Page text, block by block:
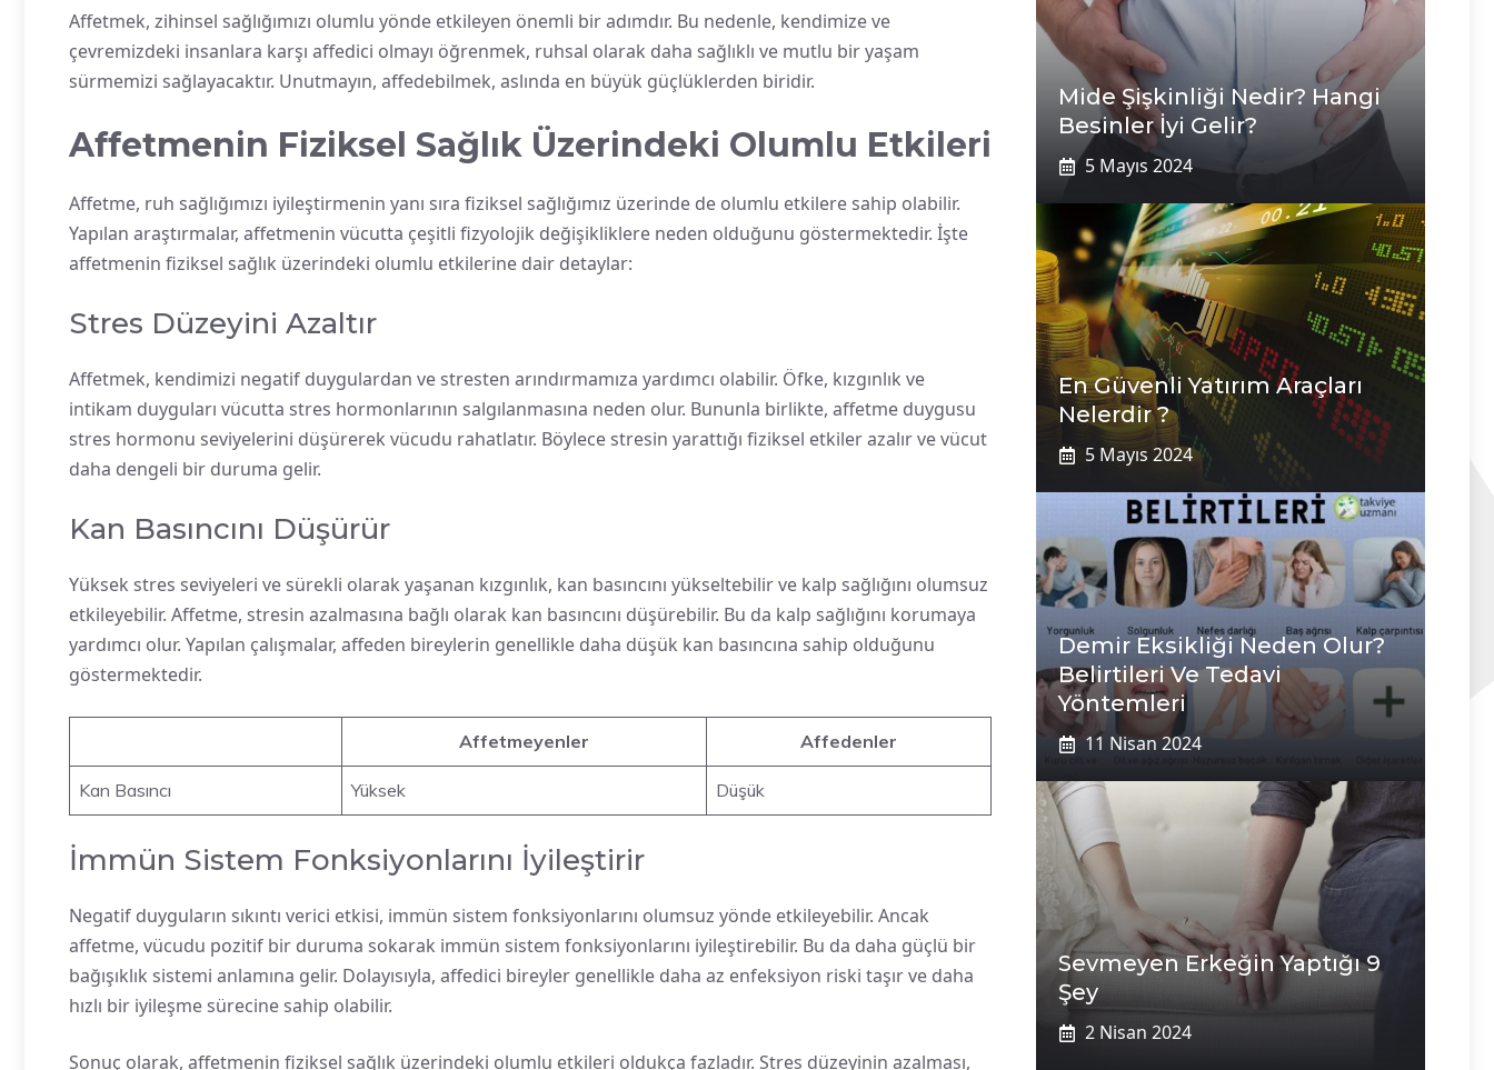
Affetmek, zihinsel sağlığımızı olumlu yönde etkileyen önemli bir adımdır. Bu nedenle, kendimize ve
çevremizdeki insanlara karşı affedici olmayı öğrenmek, ruhsal olarak daha sağlıklı ve mutlu bir yaşam
sürmemizi sağlayacaktır. Unutmayın, affedebilmek, aslında en büyük güçlüklerden biridir.
Affetmenin Fiziksel Sağlık Üzerindeki Olumlu Etkileri
Affetme, ruh sağlığımızı iyileştirmenin yanı sıra fiziksel sağlığımız üzerinde de olumlu etkilere sahip olabilir.
Yapılan araştırmalar, affetmenin vücutta çeşitli fizyolojik değişikliklere neden olduğunu göstermektedir. İşte
affetmenin fiziksel sağlık üzerindeki olumlu etkilerine dair detaylar:
Stres Düzeyini Azaltır
Affetmek, kendimizi negatif duygulardan ve stresten arındırmamıza yardımcı olabilir. Öfke, kızgınlık ve
intikam duyguları vücutta stres hormonlarının salgılanmasına neden olur. Bununla birlikte, affetme duygusu
stres hormonu seviyelerini düşürerek vücudu rahatlatır. Böylece stresin yarattığı fiziksel etkiler azalır ve vücut
daha dengeli bir duruma gelir.
Kan Basıncını Düşürür
Yüksek stres seviyeleri ve sürekli olarak yaşanan kızgınlık, kan basıncını yükseltebilir ve kalp sağlığını olumsuz
etkileyebilir. Affetme, stresin azalmasına bağlı olarak kan basıncını düşürebilir. Bu da kalp sağlığını korumaya
yardımcı olur. Yapılan çalışmalar, affeden bireylerin genellikle daha düşük kan basıncına sahip olduğunu
göstermektedir.
Affetmeyenler Affedenler
Kan Basıncı Yüksek Düşük
İmmün Sistem Fonksiyonlarını İyileştirir
Negatif duyguların sıkıntı verici etkisi, immün sistem fonksiyonlarını olumsuz yönde etkileyebilir. Ancak
affetme, vücudu pozitif bir duruma sokarak immün sistem fonksiyonlarını iyileştirebilir. Bu da daha güçlü bir
bağışıklık sistemi anlamına gelir. Dolayısıyla, affedici bireyler genellikle daha az enfeksiyon riski taşır ve daha
hızlı bir iyileşme sürecine sahip olabilir.
Sonuç olarak, affetmenin fiziksel sağlık üzerindeki olumlu etkileri oldukça fazladır. Stres düzeyinin azalması,
Mide Şişkinliği Nedir? Hangi
Besinler İyi Gelir?
5 Mayıs 2024
En Güvenli Yatırım Araçları
Nelerdir ?
5 Mayıs 2024
Demir Eksikliği Neden Olur?
Belirtileri Ve Tedavi
Yöntemleri
11 Nisan 2024
Sevmeyen Erkeğin Yaptığı 9
Şey
2 Nisan 2024